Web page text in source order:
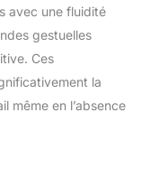
vos
créatives.
design de la
être installé
et basez
avec une fluidité
gestuelles
Ces
la
même en l’absence